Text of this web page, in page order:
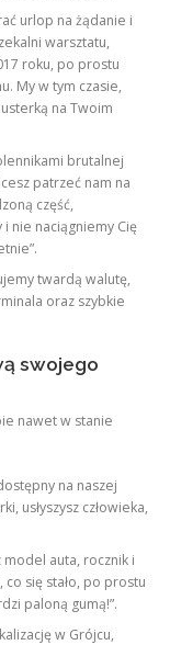
urlop na żądanie i
warsztatu,
roku, po prostu
My w tym czasie,
na Twoim
brutalnej
patrzeć nam na
część,
nie naciągniemy Cię
twardą walutę,
oraz szybkie
swojego
nawet w stanie
na naszej
usłyszysz człowieka,
model auta, rocznik i
się stało, po prostu
paloną gumą!”.
w Grójcu,